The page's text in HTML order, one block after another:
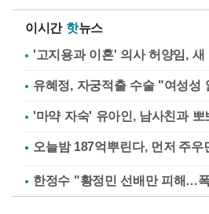
이시간 핫뉴스
'고지용과 이혼' 의사 허양임, 새
유혜정, 자궁적출 수술 "여성
'마약 자숙' 유아인, 남사친과 뽀
한정수 "황정민 선배만 피해…